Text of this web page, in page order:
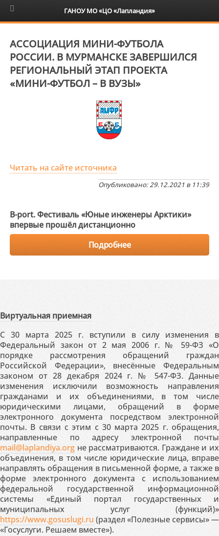
6+
АССОЦИАЦИЯ МИНИ-ФУТБОЛА
РОССИИ. В МУРМАНСКЕ ЗАВЕРШИЛСЯ
РЕГИОНАЛЬНЫЙ ЭТАП ПРОЕКТА
«МИНИ-ФУТБОЛ – В ВУЗЫ»
Читать на сайте источника
Опубликовано: 29.12.2021 в 11:39
B-port. Фестиваль «Юные инженеры Арктики»
впервые прошёл дистанционно
Подробнее
Виртуальная приемная
С 30 марта 2025 г. вступили в силу изменения в
Федеральный закон от 2 мая 2006 г. № 59-ФЗ «О
порядке рассмотрения обращений граждан
Российской Федерации», внесённые Федеральным
законом от 28 декабря 2024 г. № 547-ФЗ. Данные
изменения исключили возможность направления
гражданами и их объединениями, в том числе
юридическими лицами, обращений в форме
электронного документа посредством электронной
почты. В связи с этим с 30 марта 2025 г. обращения,
направленные по адресу электронной почты
mail@laplandiya.org не рассматриваются. Граждане и их
объединения, в том числе юридические лица, вправе
направлять обращения в письменной форме, а также в
форме электронного документа с использованием
федеральной государственной информационной
системы «Единый портал государственных и
муниципальных услуг (функций)»
https://www.gosuslugi.ru (раздел «Полезные сервисы» —
«Госуслуги. Решаем вместе»).
ГАНОУ МО «ЦО «Лапландия»